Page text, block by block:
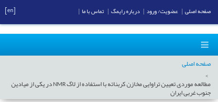
صفحه اصلی
مطالعه موردی تعیین تراوایی مخازن کربناته با استفاده از لاگ NMR در یکی از میادین
جنوب غربی ایران
صفحه اصلی عضویت/ ورود درباره رایمگ تماس با ما